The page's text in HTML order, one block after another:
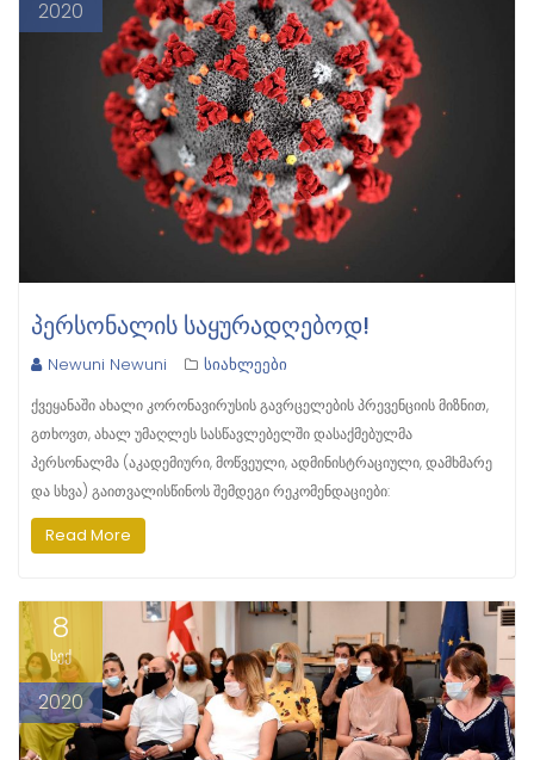
2020
ᲞᲔᲠᲡᲝᲜᲐᲚᲘᲡ ᲡᲐᲧᲣᲠᲐᲓᲦᲔᲑᲝᲓ!
Newuni Newuni სიახლეები
ქვეყანაში ახალი კორონავირუსის გავრცელების პრევენციის მიზნით,
გთხოვთ, ახალ უმაღლეს სასწავლებელში დასაქმებულმა
პერსონალმა (აკადემიური, მოწვეული, ადმინისტრაციული, დამხმარე
და სხვა) გაითვალისწინოს შემდეგი რეკომენდაციები:
Read More
8
სექ
2020